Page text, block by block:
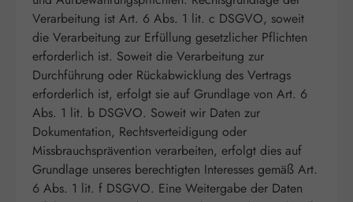
Verarbeitung ist Art. 6 Abs. 1 lit. c DSGVO, soweit
die Verarbeitung zur Erfüllung gesetzlicher Pflichten
erforderlich ist. Soweit die Verarbeitung zur
Durchführung oder Rückabwicklung des Vertrags
erforderlich ist, erfolgt sie auf Grundlage von Art. 6
Abs. 1 lit. b DSGVO. Soweit wir Daten zur
Dokumentation, Rechtsverteidigung oder
Missbrauchsprävention verarbeiten, erfolgt dies auf
Grundlage unseres berechtigten Interesses gemäß Art.
6 Abs. 1 lit. f DSGVO. Eine Weitergabe der Daten